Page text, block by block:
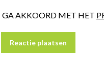
GA AKKOORD MET HET